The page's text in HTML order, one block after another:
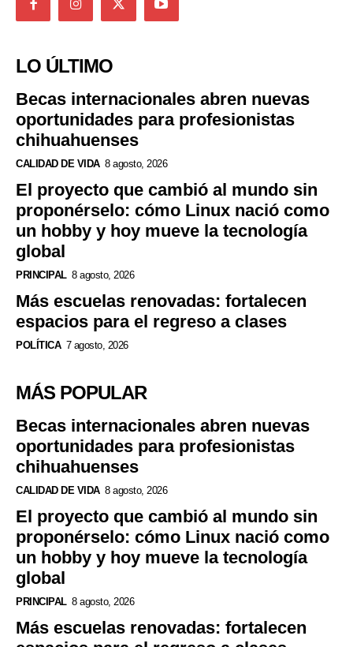
LO ÚLTIMO
Becas internacionales abren nuevas
oportunidades para profesionistas
chihuahuenses
CALIDAD DE VIDA 8 agosto, 2026
El proyecto que cambió al mundo sin
proponérselo: cómo Linux nació como
un hobby y hoy mueve la tecnología
global
PRINCIPAL 8 agosto, 2026
Más escuelas renovadas: fortalecen
espacios para el regreso a clases
POLÍTICA 7 agosto, 2026
MÁS POPULAR
Becas internacionales abren nuevas
oportunidades para profesionistas
chihuahuenses
CALIDAD DE VIDA 8 agosto, 2026
El proyecto que cambió al mundo sin
proponérselo: cómo Linux nació como
un hobby y hoy mueve la tecnología
global
PRINCIPAL 8 agosto, 2026
Más escuelas renovadas: fortalecen